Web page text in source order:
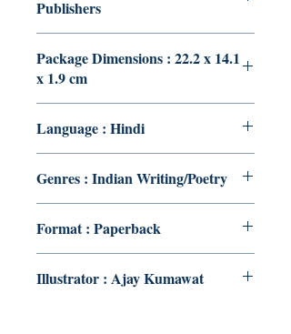
Publishers
Package Dimensions : 22.2 x 14.1
x 1.9 cm
Language : Hindi
Genres : Indian Writing/Poetry
Format : Paperback
Illustrator : Ajay Kumawat